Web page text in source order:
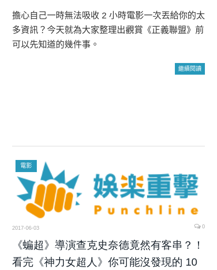
擔心自己一時無法吸收 2 小時電影一次丟給你的太
多資訊？今天就為大家整理出觀賞《正義聯盟》前
可以先知道的幾件事。
繼續閱讀
電影
2017-06-03 0
《蝙超》導演查克史奈德竟然有客串？！
看完《神力女超人》你可能沒發現的 10